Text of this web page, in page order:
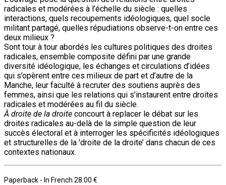
radicales et modérées à l’échelle du siècle : quelles
interactions, quels recoupements idéologiques, quel socle
militant partagé, quelles répudiations observe-t-on entre ces
deux milieux ?
Sont tour à tour abordés les cultures politiques des droites
radicales, ensemble composite défini par une grande
diversité idéologique, les échanges et circulations d’idées
qui s’opèrent entre ces milieux de part et d’autre de la
Manche, leur faculté à recruter des soutiens auprès des
femmes, ainsi que les relations qui s’instaurent entre droites
radicales et modérées au fil du siècle.
À droite de la droite concourt à replacer le débat sur les
droites radicales au-delà de la simple question de leur
succès électoral et à interroger les spécificités idéologiques
et structurelles de la 'droite de la droite’ dans chacun de ces
contextes nationaux.
Paperback - In French 28.00 €